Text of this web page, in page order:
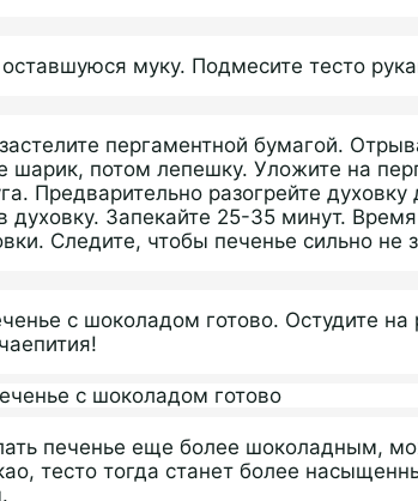
муку. Подмесите тесто
пергаментной бумагой.
шарик, потом лепешку. Уложите на
Предварительно разогрейте
духовку. Запекайте 25-35 минут.
Следите, чтобы печенье сильно не
с шоколадом готово. Остудите на
печенье еще более шоколадным,
тесто тогда станет более